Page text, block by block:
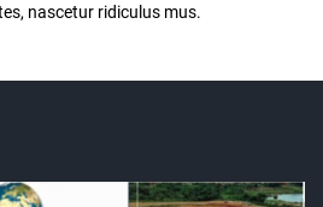
nascetur ridiculus mus.